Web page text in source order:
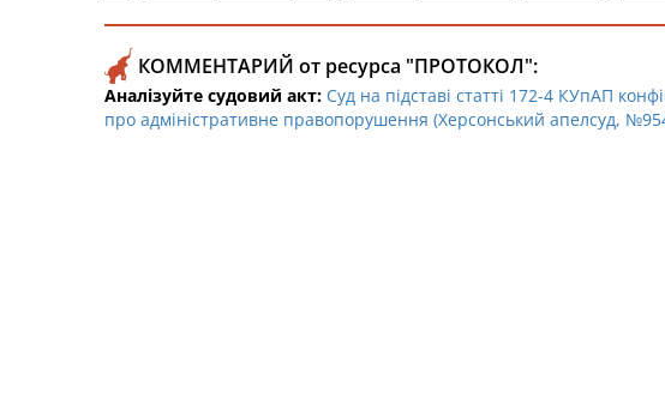
КОММЕНТАРИЙ от ресурса "ПРОТОКОЛ":
Аналізуйте судовий акт: Суд на підставі статті 172-4 КУпАП
про адміністративне правопорушення (Херсонський апелсуд,